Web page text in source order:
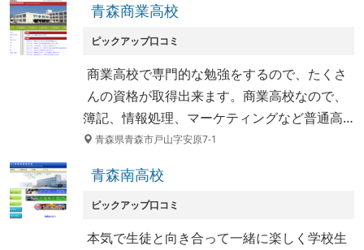
青森商業高校
ピックアップ口コミ
商業高校で専門的な勉強をするので、たくさ
んの資格が取得出来ます。商業高校なので、
簿記、情報処理、マーケティングなど普通高…
青森県青森市戸山字安原7-1
青森南高校
ピックアップ口コミ
本気で生徒と向き合って一緒に楽しく学校生